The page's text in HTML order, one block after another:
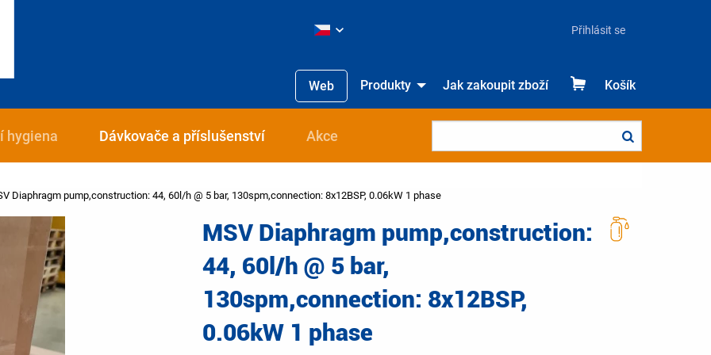
Přihlásit se
Web Produkty Jak zakoupit zboží Košík
hygiena Dávkovače a příslušenství Akce
Diaphragm pump,construction: 44, 60l/h @ 5 bar, 130spm,connection: 8x12BSP, 0.06kW 1 phase
MSV Diaphragm pump,construction:
44, 60l/h @ 5 bar,
130spm,connection: 8x12BSP,
0.06kW 1 phase